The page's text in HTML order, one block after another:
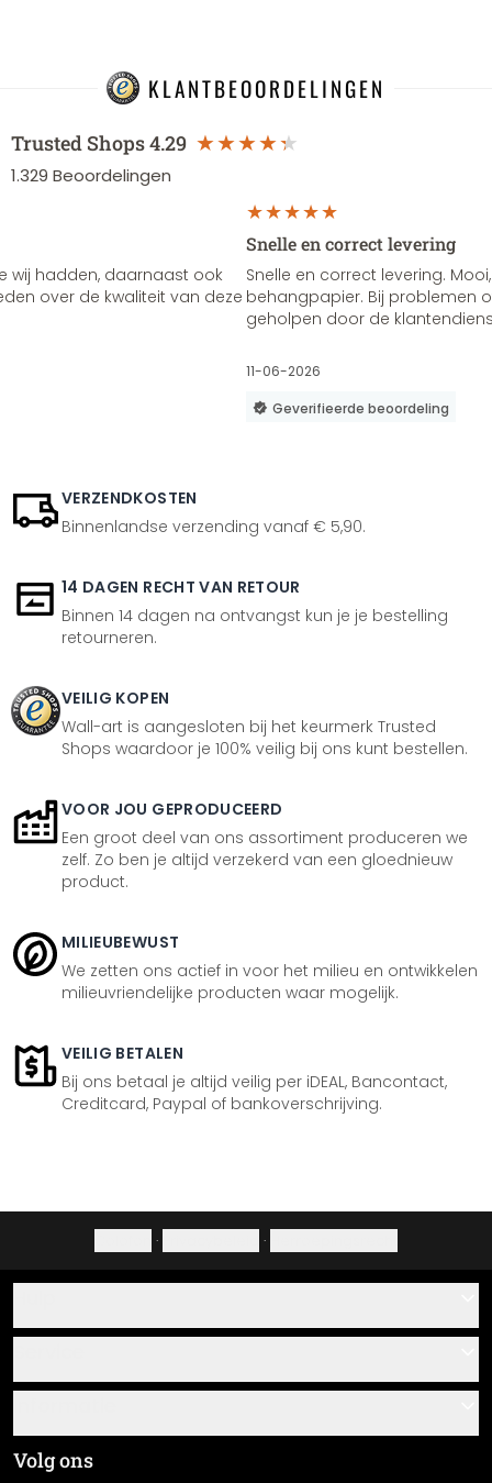
KLANTBEOORDELINGEN
Trusted Shops4.29
1.329 Beoordelingen
wij hadden, daarnaast ook
over de kwaliteit van deze
Snelle en correct levering
Snelle en correct levering.
behangpapier. Bij problemen
geholpen door de
11-06-2026
Geverifieerde beoordeling
VERZENDKOSTEN
Binnenlandse verzending vanaf € 5,90.
14 DAGEN RECHT VAN RETOUR
Binnen 14 dagen na ontvangst kun je je bestelling
retourneren.
VEILIG KOPEN
Wall-art is aangesloten bij het keurmerk Trusted
Shops waardoor je 100% veilig bij ons kunt bestellen.
VOOR JOU GEPRODUCEERD
Een groot deel van ons assortiment produceren we
zelf. Zo ben je altijd verzekerd van een gloednieuw
product.
MILIEUBEWUST
We zetten ons actief in voor het milieu en ontwikkelen
milieuvriendelijke producten waar mogelijk.
VEILIG BETALEN
Bij ons betaal je altijd veilig per iDEAL, Bancontact,
Creditcard, Paypal of bankoverschrijving.
· ·
Over ons
Plak- en montagehandleidingen
Materiaaloverzicht
Algemene voorwaarden
Volg ons